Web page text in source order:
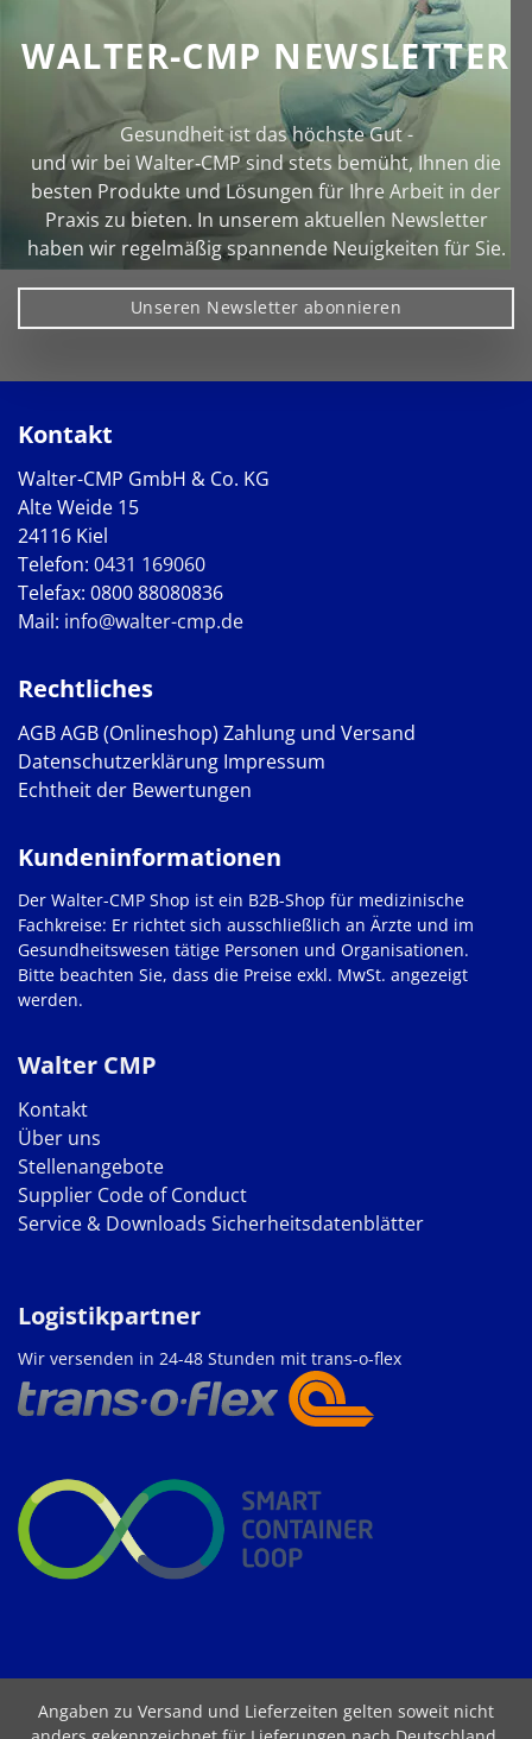
WALTER-CMP NEWSLETTER
Gesundheit ist das höchste Gut -
und wir bei Walter‑CMP sind stets bemüht, Ihnen die
besten Produkte und Lösungen für Ihre Arbeit in der
Praxis zu bieten. In unserem aktuellen Newsletter
haben wir regelmäßig spannende Neuigkeiten für Sie.
Unseren Newsletter abonnieren
Kontakt
Walter-CMP GmbH & Co. KG
Alte Weide 15
24116 Kiel
Telefon: 0431 169060
Telefax: 0800 88080836
Mail: info@walter-cmp.de
Rechtliches
AGBAGB (Onlineshop) Zahlung und Versand
Datenschutzerklärung Impressum
Echtheit der Bewertungen
Walter CMP
Kontakt
Über uns
Stellenangebote
Supplier Code of Conduct
Service & Downloads Sicherheitsdatenblätter
Kundeninformationen
Der Walter-CMP Shop ist ein B2B-Shop für medizinische
Fachkreise: Er richtet sich ausschließlich an Ärzte und im
Gesundheitswesen tätige Personen und Organisationen.
Bitte beachten Sie, dass die Preise exkl. MwSt. angezeigt
werden.
Logistikpartner
Wir versenden in 24-48 Stunden mit trans-o-flex
Angaben zu Versand und Lieferzeiten gelten soweit nicht